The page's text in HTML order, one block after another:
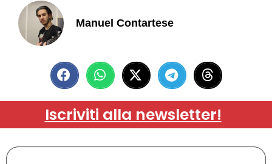
Manuel Contartese
Iscriviti alla newsletter!